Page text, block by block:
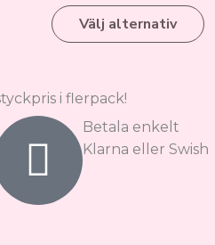
Välj alternativ
varianter.
väljas
på
i flerpack!
Betala enkelt
Klarna eller Swish